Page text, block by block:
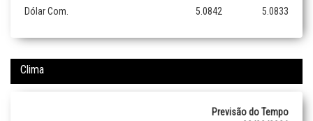
Dólar Com.
5.0842 5.0833
Clima
Previsão do Tempo